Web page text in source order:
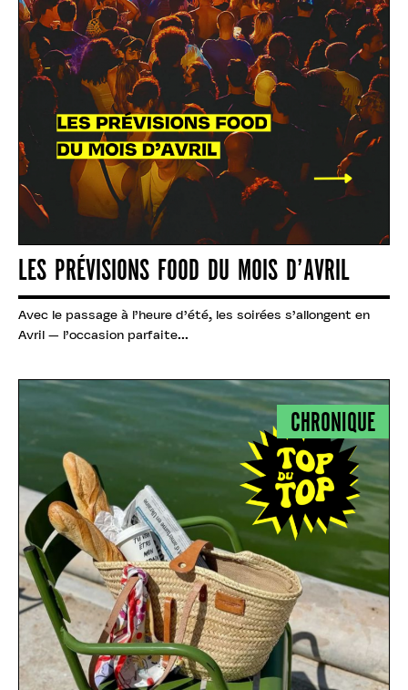
LES PRÉVISIONS FOOD DU MOIS D’AVRIL
Avec le passage à l’heure d’été, les soirées s’allongent en
Avril — l’occasion parfaite...
CHRONIQUE